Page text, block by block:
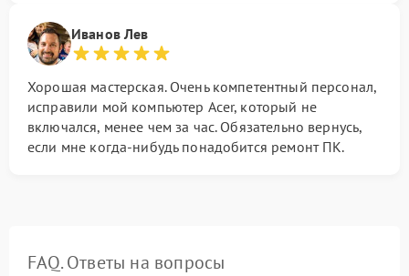
Иванов Лев
Хорошая мастерская. Очень компетентный персонал,
исправили мой компьютер Acer, который не
включался, менее чем за час. Обязательно вернусь,
если мне когда-нибудь понадобится ремонт ПК.
FAQ. Ответы на вопросы